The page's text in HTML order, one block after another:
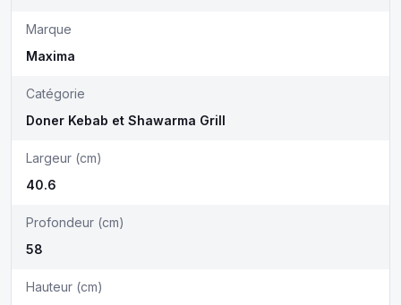
Marque
Maxima
Catégorie
Doner Kebab et Shawarma Grill
Largeur (cm)
40.6
Profondeur (cm)
58
Hauteur (cm)